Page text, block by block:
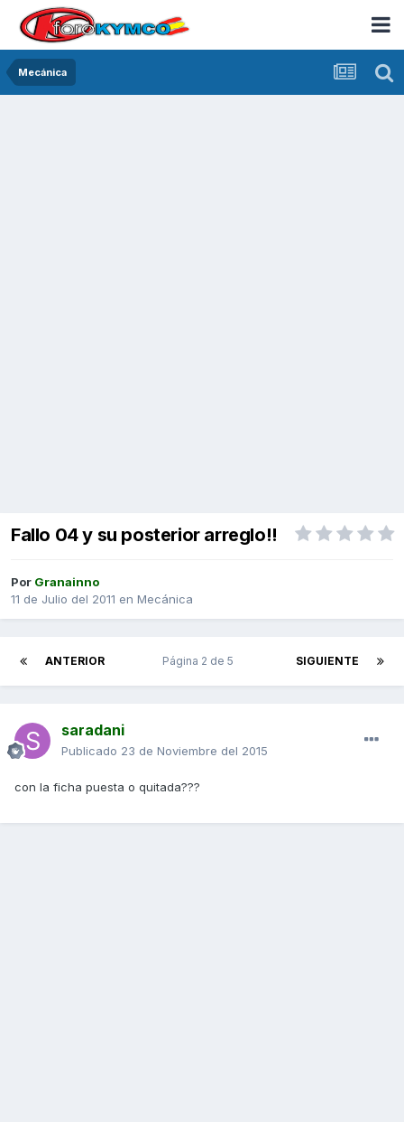
Mecánica
Fallo 04 y su posterior arreglo!!
Por Granainno
11 de Julio del 2011 en Mecánica
ANTERIOR SIGUIENTE
Página 2 de 5
saradani
Publicado 23 de Noviembre del 2015
con la ficha puesta o quitada???